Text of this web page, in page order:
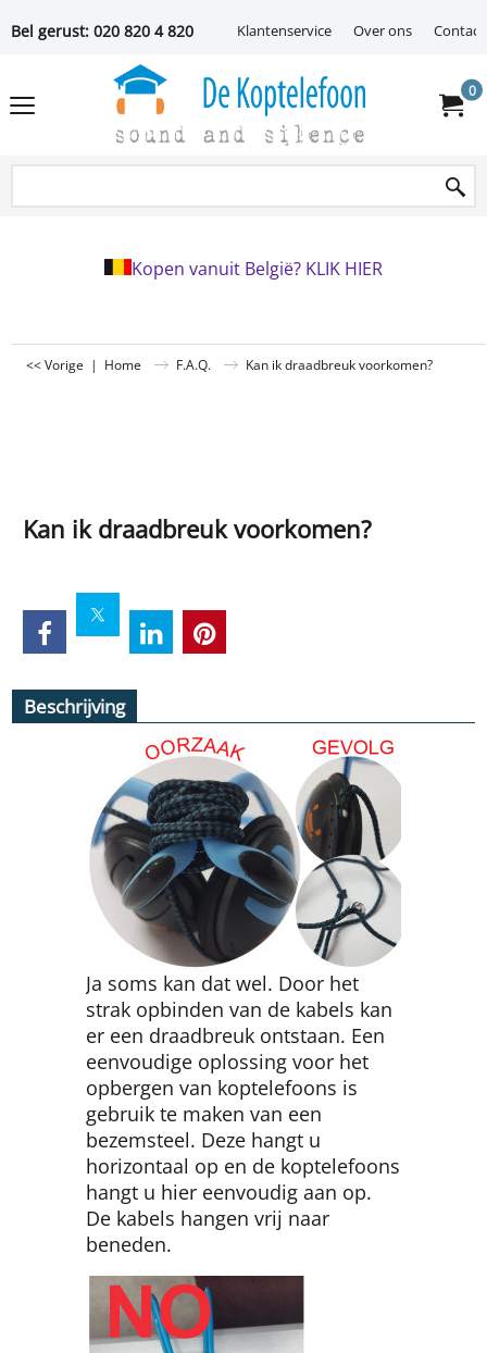
Bel gerust: 020 820 4 820 Klantenservice Over ons
0
Kopen vanuit België? KLIK HIER
<< Vorige | Home F.A.Q. Kan ik draadbreuk voorkomen?
Kan ik draadbreuk voorkomen?
Beschrijving
Ja soms kan dat wel. Door het
strak opbinden van de kabels kan
er een draadbreuk ontstaan. Een
eenvoudige oplossing voor het
opbergen van koptelefoons is
gebruik te maken van een
bezemsteel. Deze hangt u
horizontaal op en de koptelefoons
hangt u hier eenvoudig aan op.
De kabels hangen vrij naar
beneden.